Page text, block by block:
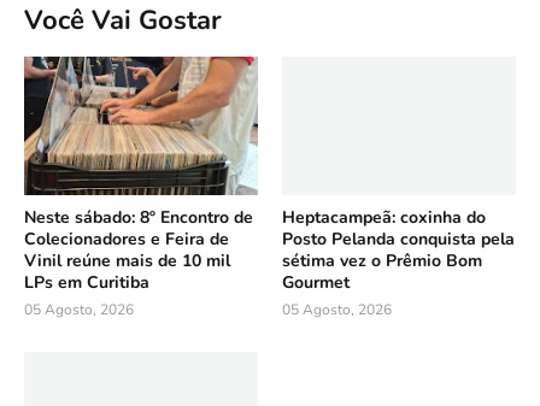
Você Vai Gostar
Neste sábado: 8º Encontro de
Colecionadores e Feira de
Vinil reúne mais de 10 mil
LPs em Curitiba
05 Agosto, 2026
Heptacampeã: coxinha do
Posto Pelanda conquista pela
sétima vez o Prêmio Bom
Gourmet
05 Agosto, 2026